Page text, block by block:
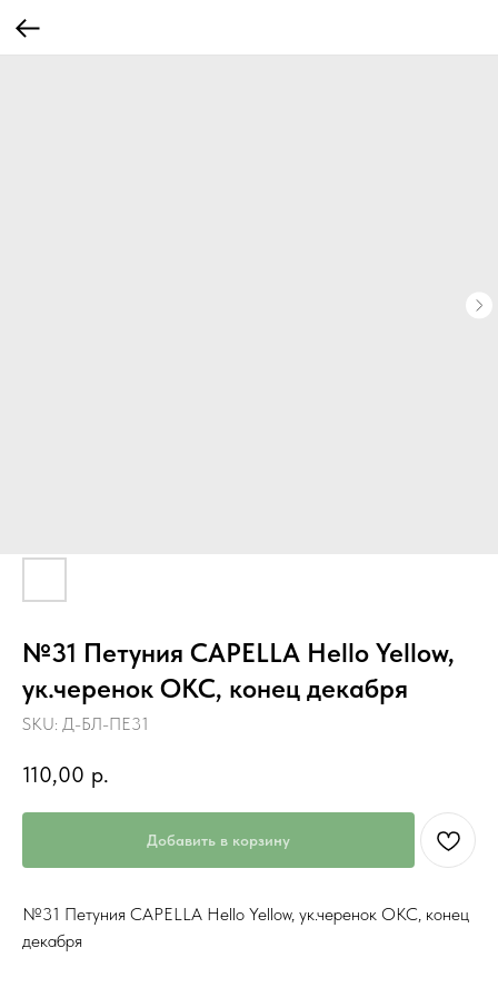
№31 Петуния CAPELLA Hello Yellow,
ук.черенок ОКС, конец декабря
SKU: Д-БЛ-ПЕ31
110,00 р.
Добавить в корзину
№31 Петуния CAPELLA Hello Yellow, ук.черенок ОКС, конец
декабря